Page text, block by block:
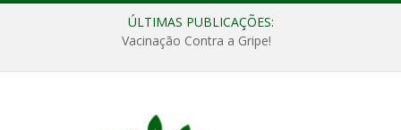
ÚLTIMAS PUBLICAÇÕES:
Vacinação Contra a Gripe!